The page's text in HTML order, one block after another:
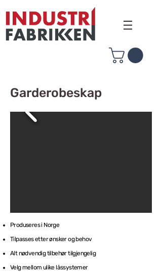
Garderobeskap
Produseres i Norge
Tilpasses etter ønsker og behov
Alt nødvendig tilbehør tilgjengelig
Velg mellom ulike låssystemer